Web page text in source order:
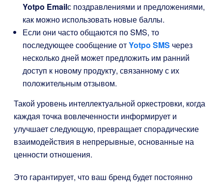
Yotpo Emailс поздравлениями и предложениями,
как можно использовать новые баллы.
Если они часто общаются по SMS, то
последующее сообщение отYotpo SMS через
несколько дней может предложить им ранний
доступ к новому продукту, связанному с их
положительным отзывом.
Такой уровень интеллектуальной оркестровки, когда
каждая точка вовлеченности информирует и
улучшает следующую, превращает спорадические
взаимодействия в непрерывные, основанные на
ценности отношения.
Это гарантирует, что ваш бренд будет постоянно